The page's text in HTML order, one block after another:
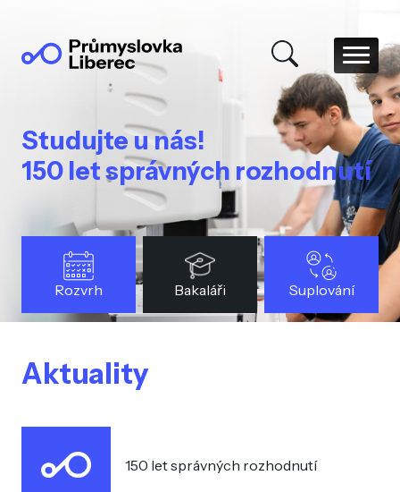
Studujte u nás!
150 let správných rozhodnutí
Rozvrh Bakaláři Suplování
Aktuality
150 let správných rozhodnutí